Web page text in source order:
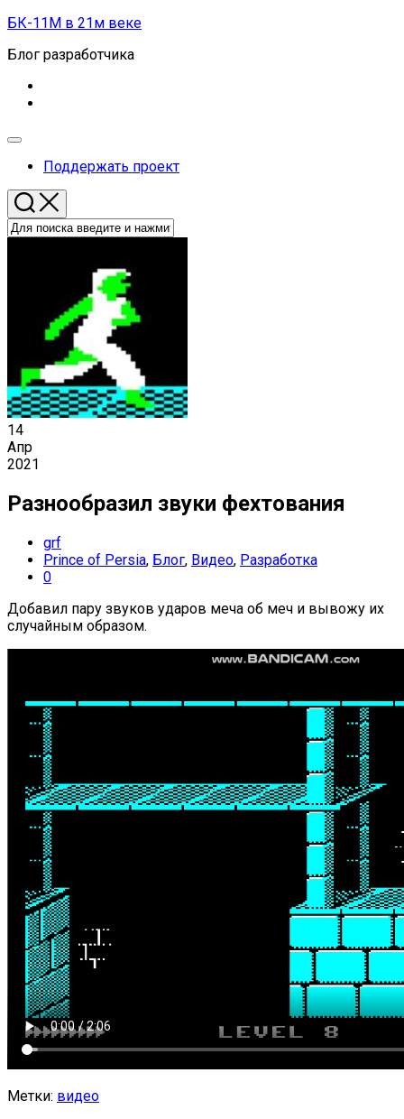
Перейти
содержанию
БК-11М в 21м веке
Блог разработчика
Развернуть
Поддержать проект
14
Апр
2021
Разнообразил звуки фехтования
grf
Prince of Persia, Блог, Видео, Разработка
0
Добавил пару звуков ударов меча об меч и вывожу их
случайным образом.
Метки: видео